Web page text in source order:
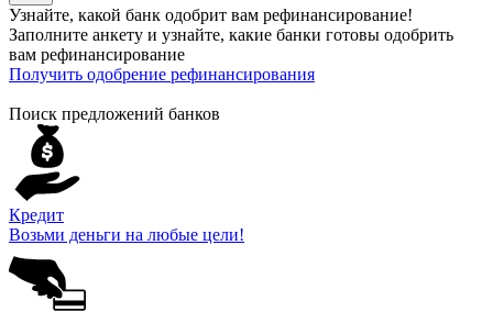
Узнайте, какой банк одобрит вам рефинансирование!
Заполните анкету и узнайте, какие банки готовы одобрить
вам рефинансирование
Получить одобрение рефинансирования
Поиск предложений банков
Кредит
Возьми деньги на любые цели!